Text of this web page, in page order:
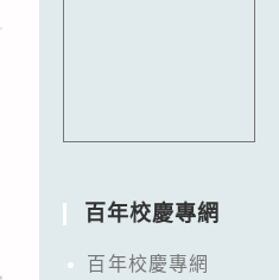
百年校慶專網
百年校慶專網